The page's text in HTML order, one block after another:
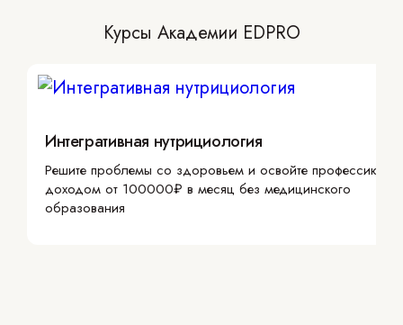
Курсы Академии EDPRO
Интегративная нутрициология
Решите проблемы со здоровьем и освойте профессию с
доходом от 100000₽ в месяц без медицинского
образования